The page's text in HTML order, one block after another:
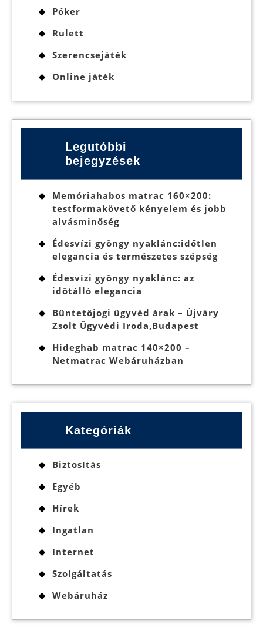
Póker
Rulett
Szerencsejáték
Online játék
Legutóbbi
bejegyzések
Memóriahabos matrac 160×200:
testformakövető kényelem és jobb
alvásminőség
Édesvízi gyöngy nyaklánc:időtlen
elegancia és természetes szépség
Édesvízi gyöngy nyaklánc: az
időtálló elegancia
Büntetőjogi ügyvéd árak – Újváry
Zsolt Ügyvédi Iroda,Budapest
Hideghab matrac 140×200 –
Netmatrac Webáruházban
Kategóriák
Biztosítás
Egyéb
Hírek
Ingatlan
Internet
Szolgáltatás
Webáruház